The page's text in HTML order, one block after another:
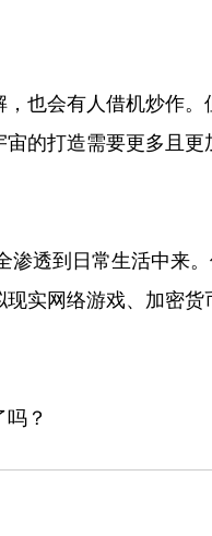
也会有人借机炒作
的打造需要更多且
渗透到日常生活中来
实网络游戏、加密
？